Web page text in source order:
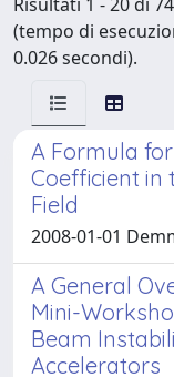
(tempo di
0.026 secondi).
A Formula
Coefficient in
Field
2008-01-01
A General
Mini-
Beam
Accelerators